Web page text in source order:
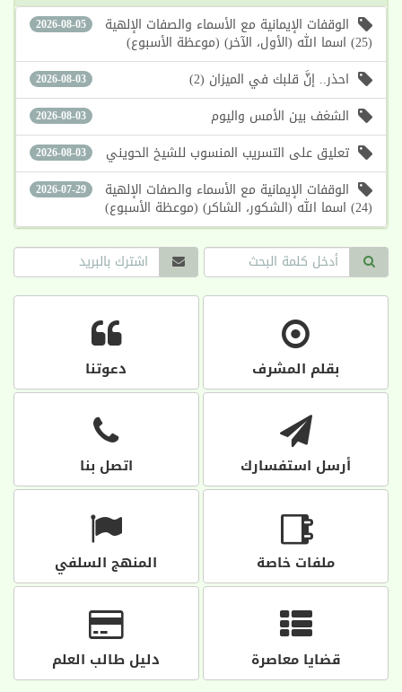
2026-08-05 الوقفات الإيمانية مع الأسماء والصفات الإلهية
(25) اسما الله (الأول، الآخر) (موعظة الأسبوع)
2026-08-03 احذر.. إنَّ قلبك في الميزان (2)
2026-08-03 الشغف بين الأمس واليوم
2026-08-03 تعليق على التسريب المنسوب للشيخ الحويني
2026-07-29 الوقفات الإيمانية مع الأسماء والصفات الإلهية
(24) اسما الله (الشكور، الشاكر) (موعظة الأسبوع)
بقلم المشرف دعوتنا
أرسل استفسارك اتصل بنا
ملفات خاصة المنهج السلفي
قضايا معاصرة دليل طالب العلم